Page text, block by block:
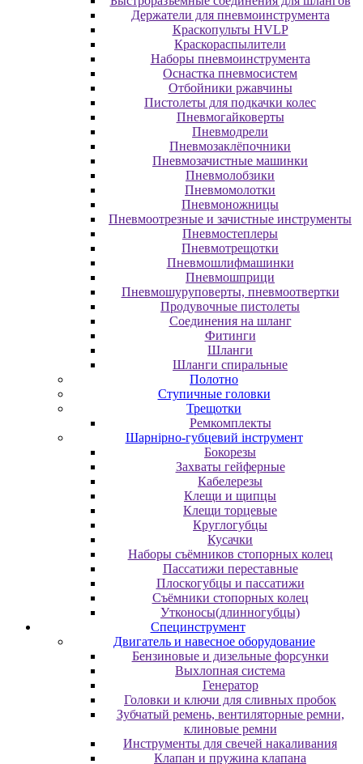
Держатели для пневмоинструмента
Краскопульты HVLP
Краскораспылители
Наборы пневмоинструмента
Оснастка пневмосистем
Отбойники ржавчины
Пистолеты для подкачки колес
Пневмогайковерты
Пневмодрели
Пневмозаклёпочники
Пневмозачистные машинки
Пневмолобзики
Пневмомолотки
Пневмоножницы
Пневмоотрезные и зачистные инструменты
Пневмостеплеры
Пневмотрещотки
Пневмошлифмашинки
Пневмошприци
Пневмошуруповерты, пневмоотвертки
Продувочные пистолеты
Соединения на шланг
Фитинги
Шланги
Шланги спиральные
Полотно
Ступичные головки
Трещотки
Ремкомплекты
Шарнірно-губцевий інструмент
Бокорезы
Захваты гейферные
Кабелерезы
Клещи и щипцы
Клещи торцевые
Круглогубцы
Кусачки
Наборы съёмников стопорных колец
Пассатижи переставные
Плоскогубцы и пассатижи
Съёмники стопорных колец
Утконосы(длинногубцы)
Специнструмент
Двигатель и навесное оборудование
Бензиновые и дизельные форсунки
Выхлопная система
Генератор
Головки и ключи для сливных пробок
Зубчатый ремень, вентиляторные ремни,
клиновые ремни
Инструменты для свечей накаливания
Клапан и пружина клапана